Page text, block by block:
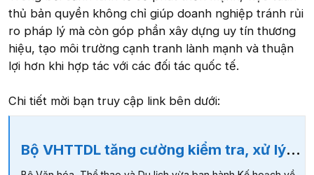
thủ bản quyền không chỉ giúp doanh nghiệp tránh rủi
ro pháp lý mà còn góp phần xây dựng uy tín thương
hiệu, tạo môi trường cạnh tranh lành mạnh và thuận
lợi hơn khi hợp tác với các đối tác quốc tế.
Chi tiết mời bạn truy cập link bên dưới:
Bộ VHTTDL tăng cường kiểm tra, xử lý vi phạm bản quyền